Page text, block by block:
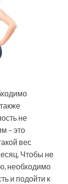
не
– это
вес
Чтобы не
необходимо
и подойти к